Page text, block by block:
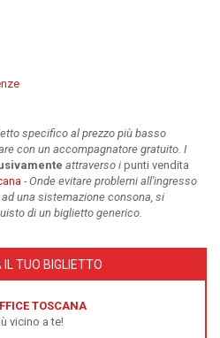
specifico al prezzo più basso
con un accompagnatore gratuito. I
attraverso i punti vendita
-Onde evitare problemi all'ingresso
una sistemazione consona, si
di un biglietto generico.
TUO BIGLIETTO
TOSCANA
vicino a te!